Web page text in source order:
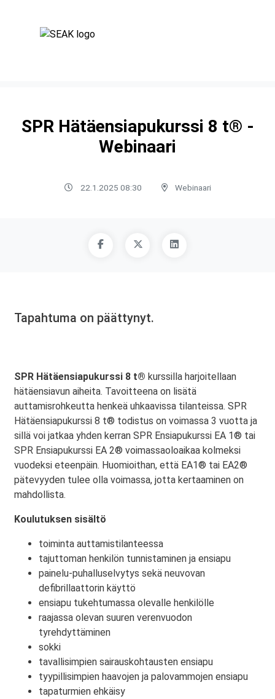
SPR Hätäensiapukurssi 8 t® -
Webinaari
22.1.2025 08:30 Webinaari
Tapahtuma on päättynyt.
SPR Hätäensiapukurssi 8 t® kurssilla harjoitellaan
hätäensiavun aiheita. Tavoitteena on lisätä
auttamisrohkeutta henkeä uhkaavissa tilanteissa. SPR
Hätäensiapukurssi 8 t® todistus on voimassa 3 vuotta ja
sillä voi jatkaa yhden kerran SPR Ensiapukurssi EA 1® tai
SPR Ensiapukurssi EA 2® voimassaoloaikaa kolmeksi
vuodeksi eteenpäin. Huomioithan, että EA1® tai EA2®
pätevyyden tulee olla voimassa, jotta kertaaminen on
mahdollista.
Koulutuksen sisältö
toiminta auttamistilanteessa
tajuttoman henkilön tunnistaminen ja ensiapu
painelu-puhalluselvytys sekä neuvovan
defibrillaattorin käyttö
ensiapu tukehtumassa olevalle henkilölle
raajassa olevan suuren verenvuodon
tyrehdyttäminen
sokki
tavallisimpien sairauskohtausten ensiapu
tyypillisimpien haavojen ja palovammojen ensiapu
tapaturmien ehkäisy